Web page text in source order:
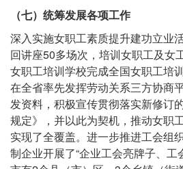
（七）统筹发展各项工作
深入实施女职工素质提升建功立业
回讲座50多场次，培训女职工及女
女职工培训学校完成全国女职工培
在全省率先发挥劳动关系三方协商
发资料，积极宣传贯彻落实新修订
规定》，并以此为契机，推动女职
实现了全覆盖。进一步推进工会组
制企业开展了“企业工会亮牌子、工